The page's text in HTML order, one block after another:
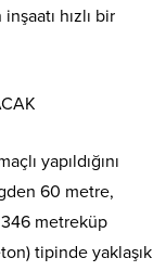
hızlı bir
yapıldığını
60 metre,
metreküp
tipinde yaklaşık